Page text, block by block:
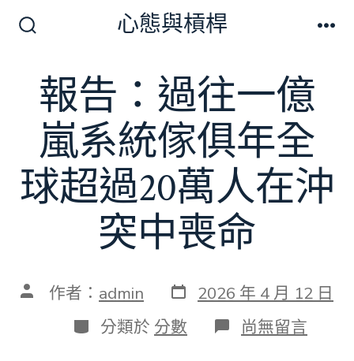
切
換
開
關
心態與槓桿
報告：過往一億
嵐系統傢俱年全
球超過20萬人在沖
突中喪命
文 作者： admin 發
表
日
期
2026 年 4 月 12 日
分
類
分類於 分數 在
〈報
尚無留言